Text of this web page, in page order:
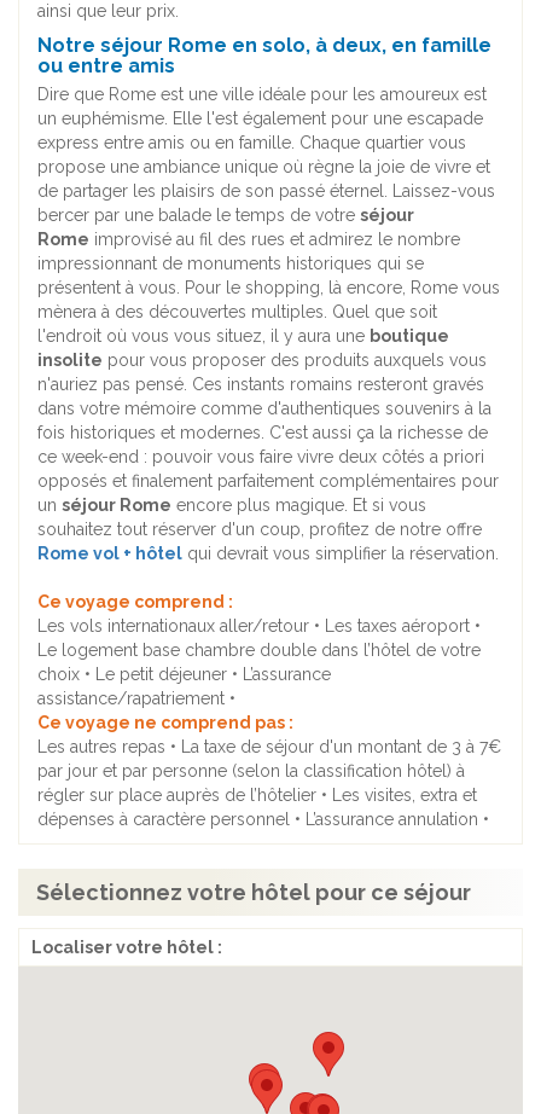
ainsi que leur prix.
Notre séjour Rome en solo, à deux, en famille
ou entre amis
Dire que Rome est une ville idéale pour les amoureux est
un euphémisme. Elle l'est également pour une escapade
express entre amis ou en famille. Chaque quartier vous
propose une ambiance unique où règne la joie de vivre et
de partager les plaisirs de son passé éternel. Laissez-vous
bercer par une balade le temps de votre séjour
Rome improvisé au fil des rues et admirez le nombre
impressionnant de monuments historiques qui se
présentent à vous. Pour le shopping, là encore, Rome vous
mènera à des découvertes multiples. Quel que soit
l'endroit où vous vous situez, il y aura une boutique
insolite pour vous proposer des produits auxquels vous
n'auriez pas pensé. Ces instants romains resteront gravés
dans votre mémoire comme d'authentiques souvenirs à la
fois historiques et modernes. C'est aussi ça la richesse de
ce week-end : pouvoir vous faire vivre deux côtés a priori
opposés et finalement parfaitement complémentaires pour
un séjour Rome encore plus magique. Et si vous
souhaitez tout réserver d'un coup, profitez de notre offre
Rome vol + hôtel qui devrait vous simplifier la réservation.
Ce voyage comprend :
Les vols internationaux aller/retour • Les taxes aéroport •
Le logement base chambre double dans l’hôtel de votre
choix • Le petit déjeuner • L’assurance
assistance/rapatriement •
Ce voyage ne comprend pas :
Les autres repas • La taxe de séjour d'un montant de 3 à 7€
par jour et par personne (selon la classification hôtel) à
régler sur place auprès de l’hôtelier • Les visites, extra et
dépenses à caractère personnel • L’assurance annulation •
Sélectionnez votre hôtel pour ce séjour
Localiser votre hôtel :